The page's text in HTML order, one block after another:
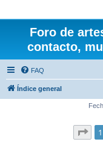
Foro de
contacto,
FAQ
Índice general
1